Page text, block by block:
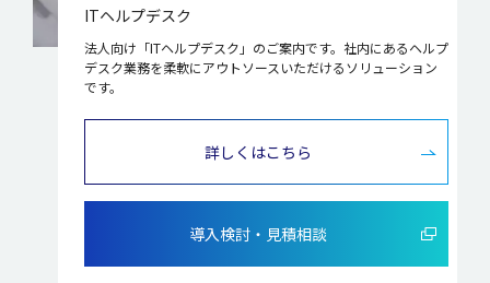
ITヘルプデスク
法人向け「ITヘルプデスク」のご案内です。社内にあるヘルプ
デスク業務を柔軟にアウトソースいただけるソリューション
です。
詳しくはこちら
導入検討・見積相談